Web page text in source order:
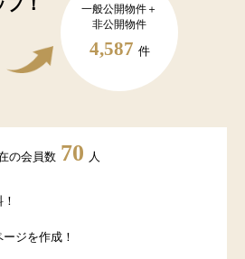
一般公開物件＋
非公開物件
4,587 件
の会員数 70 人
ジを作成！